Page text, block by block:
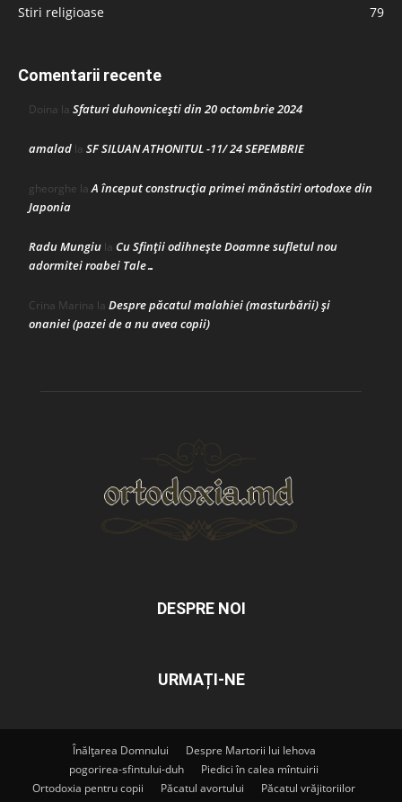
Stiri religioase
79
Comentarii recente
Doina la Sfaturi duhovnicești din 20 octombrie 2024
amalad la SF SILUAN ATHONITUL -11/ 24 SEPEMBRIE
gheorghe laA început construcţia primei mănăstiri ortodoxe din
Japonia
Radu Mungiu la Cu Sfinții odihnește Doamne sufletul nou
adormitei roabei Tale…
Crina Marina la Despre păcatul malahiei (masturbării) şi
onaniei (pazei de a nu avea copii)
DESPRE NOI
URMAȚI-NE
Înălțarea Domnului
Despre Martorii lui Iehova
pogorirea-sfintului-duh
Piedici în calea mîntuirii
Ortodoxia pentru copii
Păcatul avortului
Păcatul vrăjitoriilor